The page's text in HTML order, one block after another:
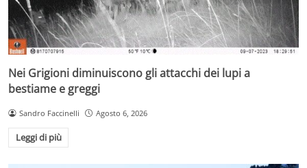
Nei Grigioni diminuiscono gli attacchi dei lupi a
bestiame e greggi
Sandro Faccinelli Agosto 6, 2026
Leggi di più